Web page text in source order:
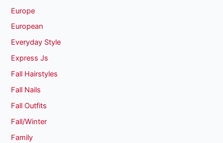
Europe
European
Everyday Style
Express Js
Fall Hairstyles
Fall Nails
Fall Outfits
Fall/Winter
Family